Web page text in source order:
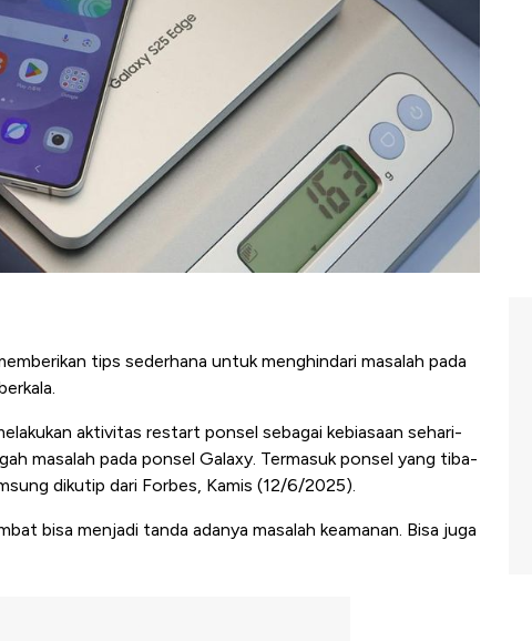
tips sederhana untuk menghindari masalah pada
aktivitas restart ponsel sebagai kebiasaan sehari-
masalah pada ponsel Galaxy. Termasuk ponsel yang tiba-
dikutip dari Forbes, Kamis (12/6/2025).
bisa menjadi tanda adanya masalah keamanan. Bisa juga